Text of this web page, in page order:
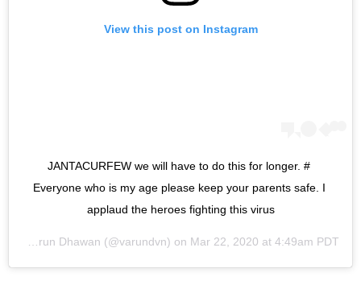
View this post on Instagram
#JANTACURFEW we will have to do this for longer.
Everyone who is my age please keep your parents safe. I
applaud the heroes fighting this virus
Varun Dhawan (@varundvn) on Mar 22, 2020 at 4:49am PDT